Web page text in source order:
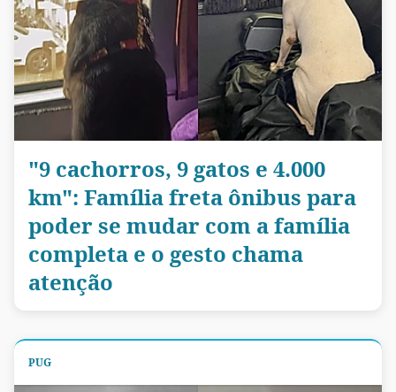
"9 cachorros, 9 gatos e 4.000
km": Família freta ônibus para
poder se mudar com a família
completa e o gesto chama
atenção
PUG